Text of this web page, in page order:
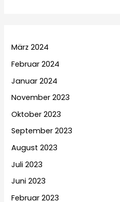
März 2024
Februar 2024
Januar 2024
November 2023
Oktober 2023
September 2023
August 2023
Juli 2023
Juni 2023
Februar 2023